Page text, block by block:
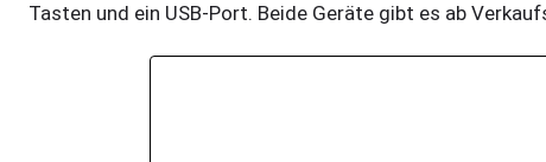
Tasten und ein USB-Port. Beide Geräte gibt es ab